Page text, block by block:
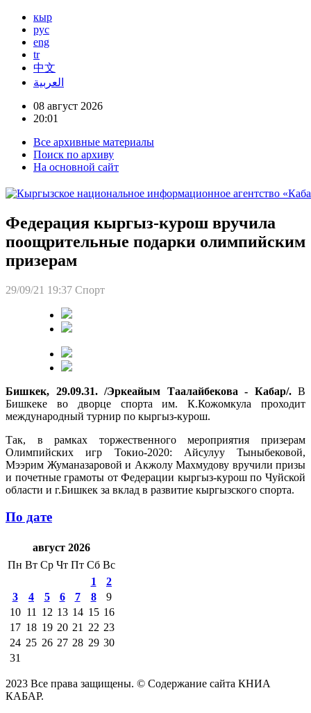
кыр
рус
eng
tr
中文
العربية
08 август 2026
20:01
Все архивные материалы
Поиск по архиву
На основной сайт
Федерация кыргыз-курош вручила
поощрительные подарки олимпийским
призерам
29/09/21 19:37 Спорт
Бишкек, 29.09.31. /Эркеайым Таалайбекова - Кабар/. В
Бишкеке во дворце спорта им. К.Кожомкула проходит
международный турнир по кыргыз-курош.
Так, в рамках торжественного мероприятия призерам
Олимпийских игр Токио-2020: Айсулуу Тыныбековой,
Мээрим Жуманазаровой и Акжолу Махмудову вручили призы
и почетные грамоты от Федерации кыргыз-курош по Чуйской
области и г.Бишкек за вклад в развитие кыргызского спорта.
По дате
август 2026
Пн Вт Ср Чт Пт Сб Вс
1
2
3
4 5 6 7 8
9
10 11 12 13 14 15 16
17 18 19 20 21 22 23
24 25 26 27 28 29 30
31
2023 Все права защищены. © Содержание сайта КНИА
КАБАР.